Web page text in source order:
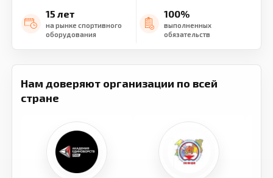
15 лет
на рынке спортивного
оборудования
100%
выполненных
обязательств
Нам доверяют организации по всей
стране